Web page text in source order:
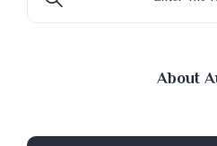
About